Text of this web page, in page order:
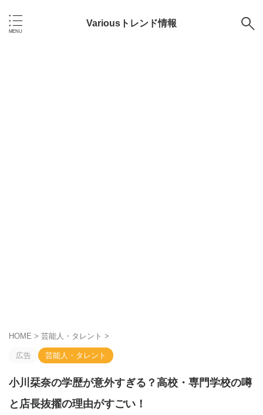
Variousトレンド情報
HOME > 芸能人・タレント >
広告 芸能人・タレント
小川栞奈の学歴が意外すぎる？高校・専門学校の噂
と店長抜擢の理由がすごい！